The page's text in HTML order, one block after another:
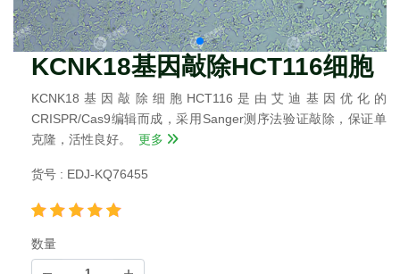
KCNK18基因敲除HCT116细胞
KCNK18基因敲除细胞HCT116是由艾迪基因优化的
CRISPR/Cas9编辑而成，采用Sanger测序法验证敲除，保证单
克隆，活性良好。
更多
货号 : EDJ-KQ76455
数量